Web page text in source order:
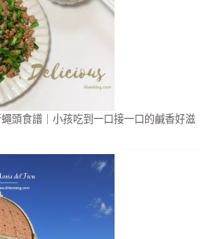
蠅頭食譜｜小孩吃到一口接一口的鹹香好滋